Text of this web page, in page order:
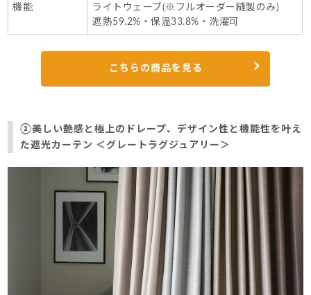
機能
ライトウェーブ(※フルオーダー縫製のみ)
遮熱59.2%・保温33.8%・洗濯可
こちらの商品を見る
②美しい艶感と極上のドレープ、デザイン性と機能性を叶え
た遮光カーテン ＜グレートラグジュアリー＞